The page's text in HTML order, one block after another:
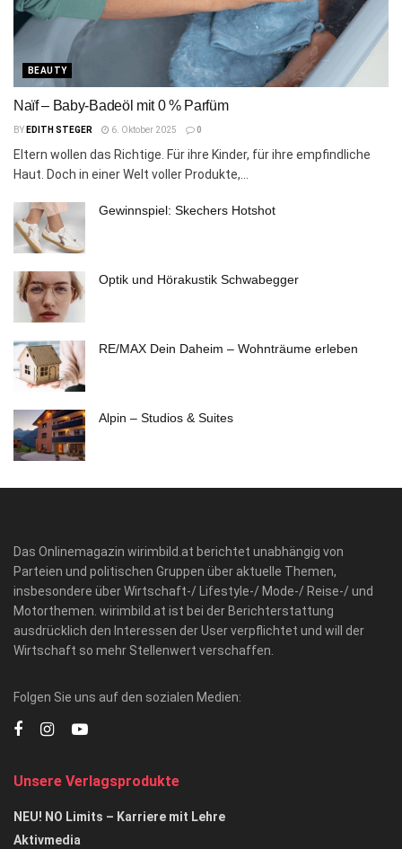
BEAUTY
Naïf – Baby-Badeöl mit 0 % Parfüm
BY EDITH STEGER 6. Oktober 2025 0
Eltern wollen das Richtige. Für ihre Kinder, für ihre empfindliche
Haut. Doch in einer Welt voller Produkte,...
Gewinnspiel: Skechers Hotshot
Optik und Hörakustik Schwabegger
RE/MAX Dein Daheim – Wohnträume erleben
Alpin – Studios & Suites
Das Onlinemagazin wirimbild.at berichtet unabhängig von
Parteien und politischen Gruppen über aktuelle Themen,
insbesondere über Wirtschaft-/ Lifestyle-/ Mode-/ Reise-/ und
Motorthemen. wirimbild.at ist bei der Berichterstattung
ausdrücklich den Interessen der User verpflichtet und will der
Wirtschaft so mehr Stellenwert verschaffen.
Folgen Sie uns auf den sozialen Medien:
Unsere Verlagsprodukte
NEU! NO Limits – Karriere mit Lehre
Aktivmedia